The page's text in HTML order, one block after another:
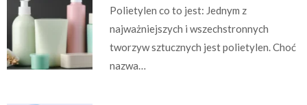
Polietylen co to jest: Jednym z
najważniejszych i wszechstronnych
tworzyw sztucznych jest polietylen. Choć
nazwa…